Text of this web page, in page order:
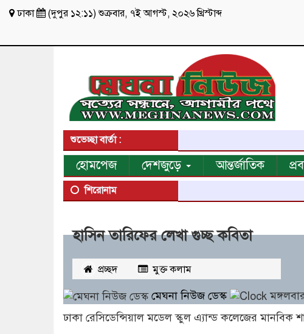
ঢাকা (দুপুর ১২:১১)শুক্রবার, ৭ই আগস্ট, ২০২৬ খ্রিস্টাব্দ
শুভেচ্ছা বার্তা :
হোমপেজ দেশজুড়ে আন্তর্জাতিক
শিরোনাম
হাসিন তারিফের লেখা গুচ্ছ কবিতা
প্রচ্ছদ মুক্ত কলাম
মেঘনা নিউজ ডেস্ক
ঢাকা রেসিডেন্সিয়াল মডেল স্কুল এ্যান্ড কলেজের মানবিক